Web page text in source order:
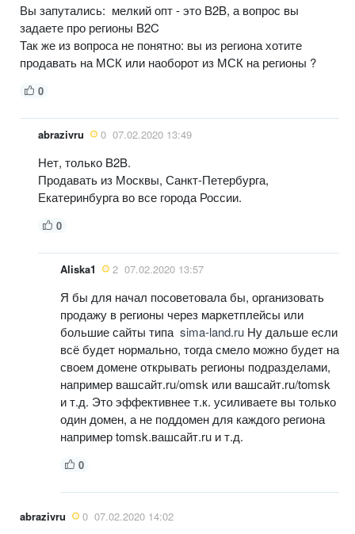
Вы запутались: мелкий опт - это B2B, а вопрос вы
задаете про регионы B2C
Так же из вопроса не понятно: вы из региона хотите
продавать на МСК или наоборот из МСК на регионы ?
0
abrazivru 0 07.02.2020 13:49
Нет, только B2B.
Продавать из Москвы, Санкт-Петербурга,
Екатеринбурга во все города России.
0
Aliska1 2 07.02.2020 13:57
Я бы для начал посоветовала бы, организовать
продажу в регионы через маркетплейсы или
большие сайты типа sima-land.ru Ну дальше если
всё будет нормально, тогда смело можно будет на
своем домене открывать регионы подразделами,
например вашсайт.ru/omsk или вашсайт.ru/tomsk
и т.д. Это эффективнее т.к. усиливаете вы только
один домен, а не поддомен для каждого региона
например tomsk.вашсайт.ru и т.д.
0
abrazivru 0 07.02.2020 14:02